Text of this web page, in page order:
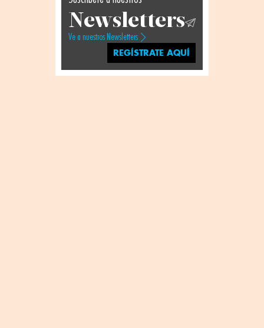
Newsletters
Ve a nuestros Newsletters
REGÍSTRATE AQUÍ